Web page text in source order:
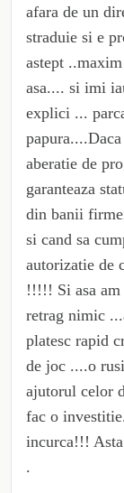
afara de un
straduie si e
astept
asa.... si imi
explici ...
aberatie de
garanteaza
din banii
si cand sa
autorizatie de
!!!!! Si asa am
retrag nimic
platesc rapid
de joc ....o
ajutorul celor
fac o
incurca!!!
.